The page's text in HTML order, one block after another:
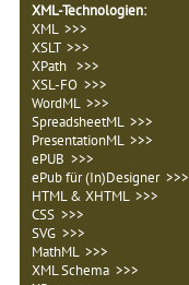
XML-Technologien:
XML >>>
XSLT >>>
XPath >>>
XSL-FO >>>
WordML >>>
SpreadsheetML >>>
PresentationML >>>
ePUB >>>
ePub für (In)Designer >>>
HTML & XHTML >>>
CSS >>>
SVG >>>
MathML >>>
XML Schema >>>